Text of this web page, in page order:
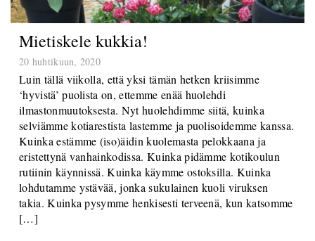
Mietiskele kukkia!
Luin tällä viikolla, että yksi tämän hetken kriisimme
‘hyvistä’ puolista on, ettemme enää huolehdi
ilmastonmuutoksesta. Nyt huolehdimme siitä, kuinka
selviämme kotiarestista lastemme ja puolisoidemme kanssa.
Kuinka estämme (iso)äidin kuolemasta pelokkaana ja
eristettynä vanhainkodissa. Kuinka pidämme kotikoulun
rutiinin käynnissä. Kuinka käymme ostoksilla. Kuinka
lohdutamme ystävää, jonka sukulainen kuoli viruksen
takia. Kuinka pysymme henkisesti terveenä, kun katsomme
[…]